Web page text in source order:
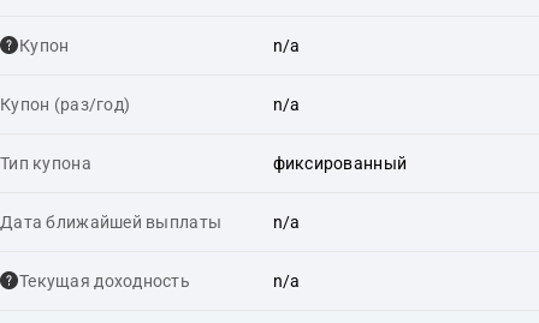
Купон n/a
Купон (раз/год) n/a
Тип купона фиксированный
Дата ближайшей выплаты n/a
Текущая доходность n/a